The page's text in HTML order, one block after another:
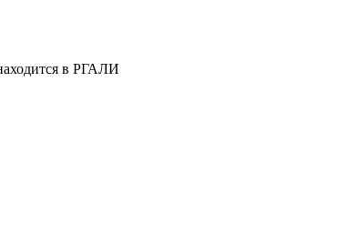
в РГАЛИ